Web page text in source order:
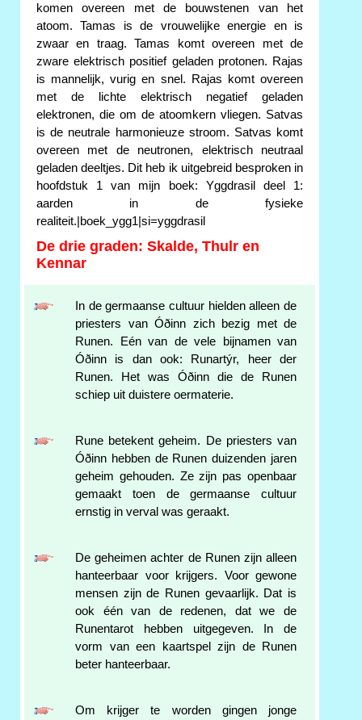
komen overeen met de bouwstenen van het
atoom. Tamas is de vrouwelijke energie en is
zwaar en traag. Tamas komt overeen met de
zware elektrisch positief geladen protonen. Rajas
is mannelijk, vurig en snel. Rajas komt overeen
met de lichte elektrisch negatief geladen
elektronen, die om de atoomkern vliegen. Satvas
is de neutrale harmonieuze stroom. Satvas komt
overeen met de neutronen, elektrisch neutraal
geladen deeltjes. Dit heb ik uitgebreid besproken in
hoofdstuk 1 van mijn boek: Yggdrasil deel 1:
aarden in de fysieke
realiteit.|boek_ygg1|si=yggdrasil
De drie graden: Skalde, Thulr en
Kennar
In de germaanse cultuur hielden alleen de
priesters van Óðinn zich bezig met de
Runen. Eén van de vele bijnamen van
Óðinn is dan ook: Runartýr, heer der
Runen. Het was Óðinn die de Runen
schiep uit duistere oermaterie.
Rune betekent geheim. De priesters van
Óðinn hebben de Runen duizenden jaren
geheim gehouden. Ze zijn pas openbaar
gemaakt toen de germaanse cultuur
ernstig in verval was geraakt.
De geheimen achter de Runen zijn alleen
hanteerbaar voor krijgers. Voor gewone
mensen zijn de Runen gevaarlijk. Dat is
ook één van de redenen, dat we de
Runentarot hebben uitgegeven. In de
vorm van een kaartspel zijn de Runen
beter hanteerbaar.
Om krijger te worden gingen jonge